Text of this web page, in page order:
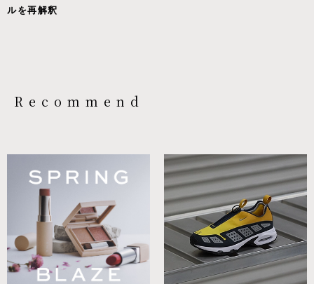
ルを再解釈
Recommend